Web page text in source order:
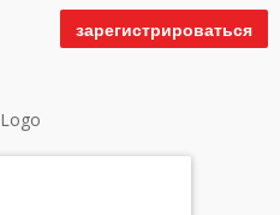
зарегистрироваться